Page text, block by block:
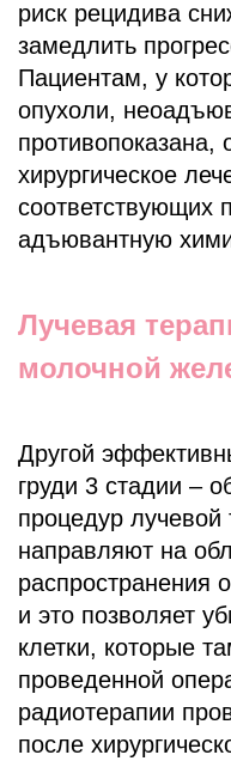
риск рецидива
замедлить
Пациентам, у
опухоли,
противопоказана,
хирургическое
соответствующих
адъювантную
Лучевая
молочной
Другой
груди 3 стадии –
процедур лучевой
направляют на
распространения
и это позволяет
клетки, которые
проведенной
радиотерапии
после